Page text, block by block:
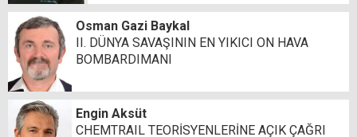
Osman Gazi Baykal
II. DÜNYA SAVAŞININ EN YIKICI ON HAVA
BOMBARDIMANI
Engin Aksüt
CHEMTRAIL TEORİSYENLERİNE AÇIK ÇAĞRI